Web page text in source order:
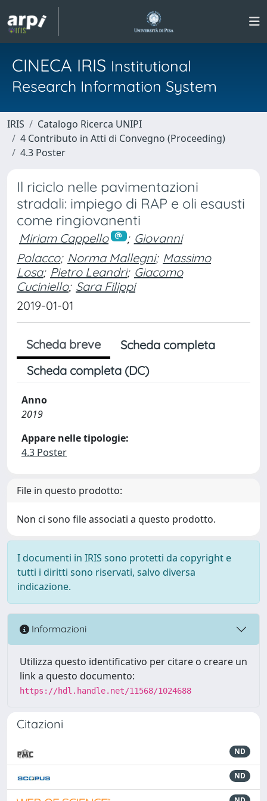
CINECA IRIS Institutional
Research Information System
IRIS
Catalogo Ricerca UNIPI
4 Contributo in Atti di Convegno (Proceeding)
4.3 Poster
Il riciclo nelle pavimentazioni
stradali: impiego di RAP e oli esausti
come ringiovanenti
Miriam Cappello ; Giovanni
Polacco; Norma Mallegni; Massimo
Losa; Pietro Leandri; Giacomo
Cuciniello; Sara Filippi
2019-01-01
Scheda breve
Scheda completa
Scheda completa (DC)
Anno
2019
Appare nelle tipologie:
4.3 Poster
File in questo prodotto:
Non ci sono file associati a questo prodotto.
I documenti in IRIS sono protetti da copyright e
tutti i diritti sono riservati, salvo diversa
indicazione.
Informazioni
Utilizza questo identificativo per citare o creare un
link a questo documento:
https://hdl.handle.net/11568/1024688
Citazioni
ND
ND